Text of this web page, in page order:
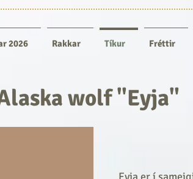
2026 Rakkar Tíkur Fréttir
wolf "Eyja"